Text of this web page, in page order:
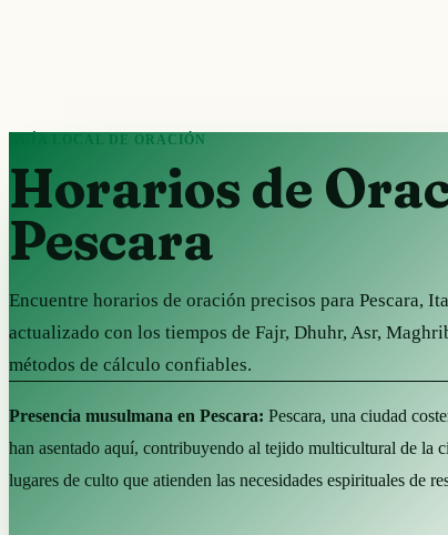
GUÍA LOCAL DE ORACIÓN
Horarios de
Pescara
Encuentre horarios de oración precisos para Pescara,
actualizado con los tiempos de Fajr, Dhuhr, Asr,
métodos de cálculo confiables.
Presencia musulmana en Pescara: Pescara, una ciudad
han asentado aquí, contribuyendo al tejido multicultural de la
lugares de culto que atienden las necesidades espirituales de